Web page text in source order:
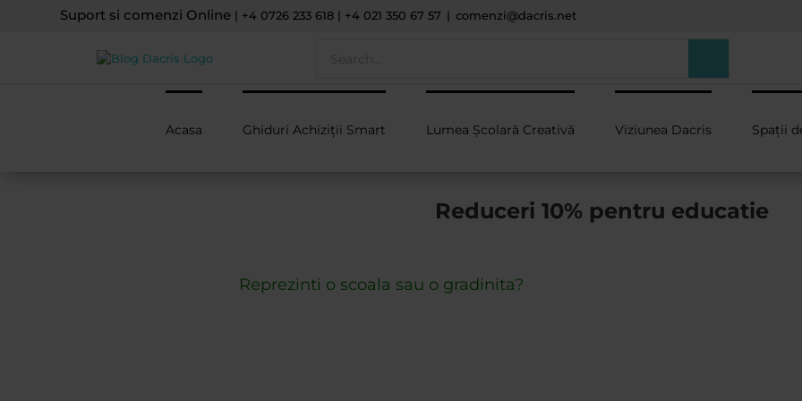
Suport si comenzi Online | +4 0726 233 618 | +4 021 350 67 57 | comenzi@dacris.net
Acasa Ghiduri Achiziții Smart Lumea Școlară Creativă Viziunea Dacris Spații
Reduceri 10% pentru educatie
Reprezinti o scoala sau o gradinita?